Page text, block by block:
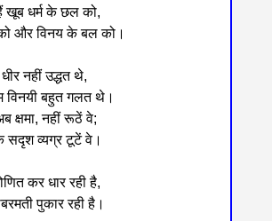
खूब धर्म के छल को,
और विनय के बल को।
नहीं उद्धत थे,
विनयी बहुत गलत थे।
क्षमा, नहीं रूठें वे;
सदृश व्यग्र टूटें वे।
कर धार रही है,
पुकार रही है।